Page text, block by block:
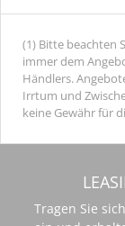
(1) Bitte beachten
immer dem
Händlers.
Irrtum und
keine Gewähr für
Tragen Sie